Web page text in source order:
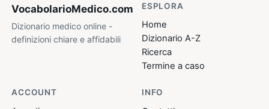
VocabolarioMedico.com
Dizionario medico online -
definizioni chiare e affidabili
ESPLORA
Home
Dizionario A-Z
Ricerca
Termine a caso
ACCOUNT INFO